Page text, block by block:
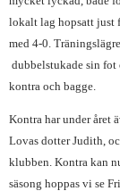
lokalt lag hopsatt just
med 4-0.
dubbelstukade sin fot
kontra och bagge.
Kontra har under året
Lovas dotter Judith,
klubben. Kontra kan
säsong hoppas vi se